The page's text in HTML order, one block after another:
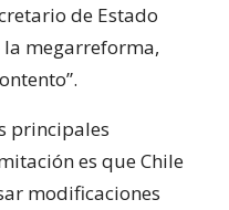
de Estado
la megarreforma,
principales
es que Chile
modificaciones